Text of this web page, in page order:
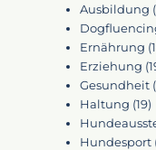
Ausbildung
Ernährung
Erziehung
Gesundheit
Haltung (19)
Hundesport